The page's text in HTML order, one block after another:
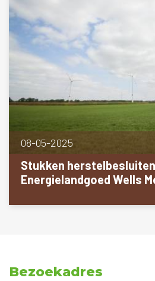
08-05-2025
Stukken herstelbesluiten
Energielandgoed Wells
Bezoekadres